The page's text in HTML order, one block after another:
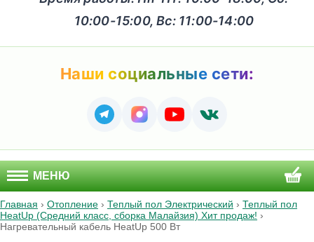
10:00-15:00, Вс: 11:00-14:00
Наши социальные сети:
МЕНЮ
Главная › Отопление › Теплый пол Электрический › Теплый пол
HeatUp (Средний класс, сборка Малайзия) Хит продаж! ›
Нагревательный кабель HeatUp 500 Вт